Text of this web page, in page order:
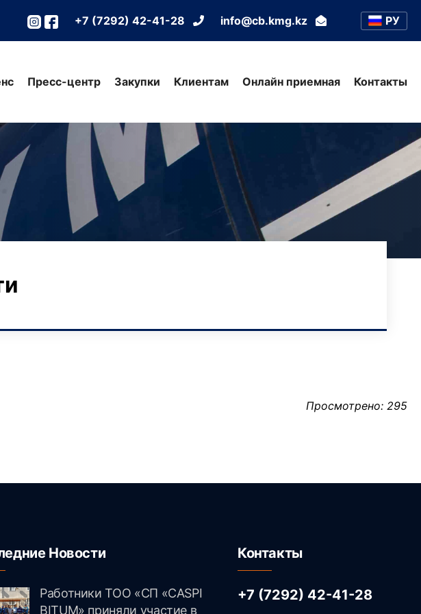
+7 (7292) 42-41-28 info@cb.kmg.kz РУ
Пресс-центр Закупки Клиентам Онлайн приемная Контакты
Просмотрено: 295
Новости
Работники ТОО «СП «CASPI
BITUM» приняли участие в
Контакты
+7 (7292) 42-41-28